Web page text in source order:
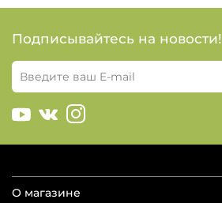
Подписывайтесь на новости!
О магазине